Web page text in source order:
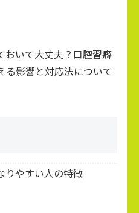
おいて大丈夫？口腔習癖
る影響と対応法について
りやすい人の特徴